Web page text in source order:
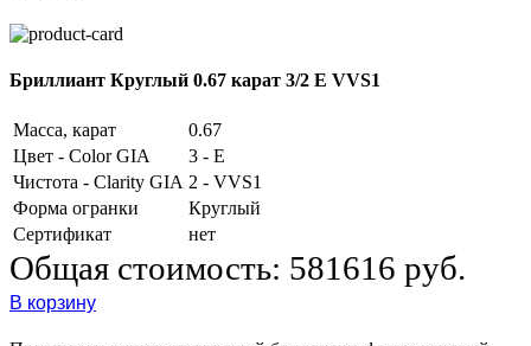
Бриллиант Круглый 0.67 карат 3/2 E VVS1
Масса, карат
0.67
Цвет - Color GIA
3 - E
Чистота - Clarity GIA 2 - VVS1
Форма огранки
Круглый
Сертификат
нет
Общая стоимость: 581616 руб.
В корзину